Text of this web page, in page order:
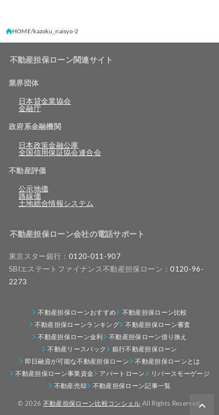
HOME kazoku_naisyo-2
不動産担保ローン関連サイト
業界団体
日本貸金業協会
金融庁
政府系金融機関
日本政策金融公庫
全国信用保証協会連合会
不動産評価
公示地価
路線価
土地総合情報システム
不動産担保ローン会社の電話サポート
東京スター銀行： 0120-011-907
SBIエステートファイナンス不動産担保ローン：0120-96-
2273
不動産担保ローンおすすめ
不動産担保ローン比較
不動産担保ローンランキング
不動産担保ローン審査
不動産担保ローン金利
不動産担保ローン借り換え
不動産リースバック
銀行不動産担保ローン
即日融資が可能な不動産担保ローン
不動産担保ローンとは
不動産担保ローン事業資金
アパートローン
リバースモーゲージ
不動産売却
不動産担保ローン記事一覧
© 2026 不動産担保ローン比較コンシェル All Rights Reserved.